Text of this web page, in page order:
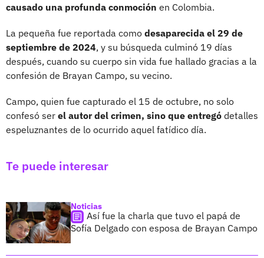
causado una profunda conmoción en Colombia.
La pequeña fue reportada como desaparecida el 29 de
septiembre de 2024, y su búsqueda culminó 19 días
después, cuando su cuerpo sin vida fue hallado gracias a la
confesión de Brayan Campo, su vecino.
Campo, quien fue capturado el 15 de octubre, no solo
confesó ser el autor del crimen, sino que entregó detalles
espeluznantes de lo ocurrido aquel fatídico día.
Te puede interesar
Noticias
Así fue la charla que tuvo el papá de
Sofía Delgado con esposa de Brayan Campo